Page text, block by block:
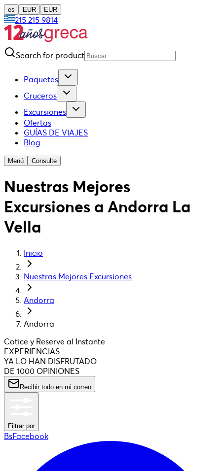
es EUR EUR
215 215 9814
Search for product
Paquetes
Cruceros
Excursiones
Ofertas
GUÍAS DE VIAJES
Blog
Menú Consulte
Nuestras Mejores
Excursiones a Andorra La
Vella
Inicio
Nuestras Mejores Excursiones
Andorra
Andorra
Cotice y Reserve al Instante
EXPERIENCIAS
YA LO HAN DISFRUTADO
DE 1000 OPINIONES
Recibir todo en mi correo
Filtrar por
BsFacebook